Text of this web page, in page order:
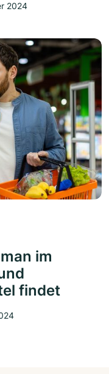
2024
im
findet